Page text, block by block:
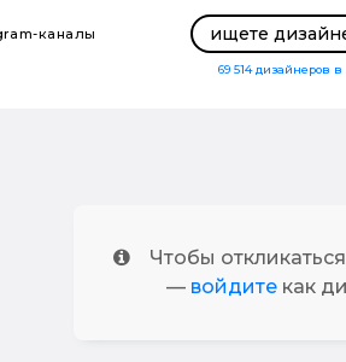
каналы ищете
69 514 дизайнеров в
Чтобы
— войдите как